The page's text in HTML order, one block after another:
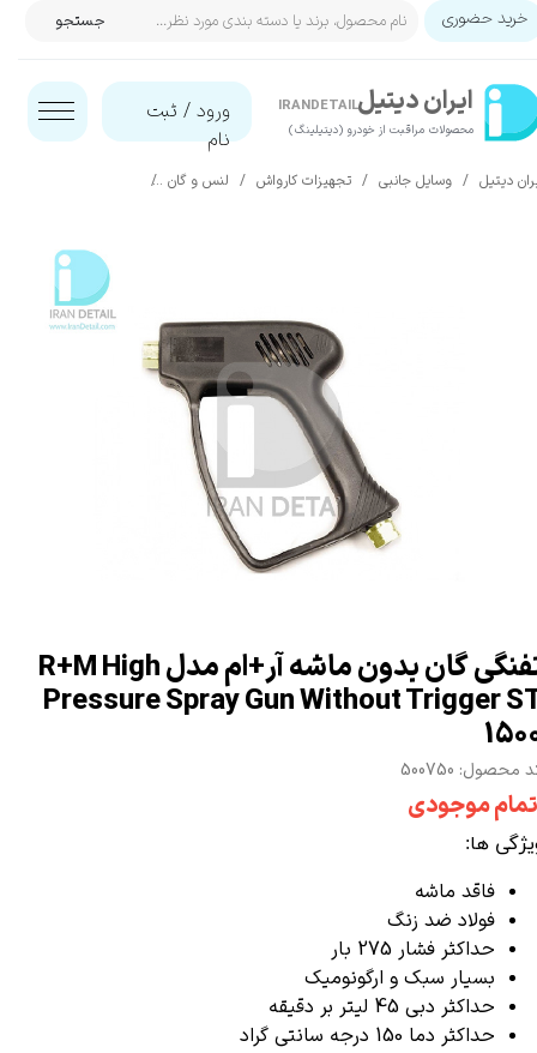
ایران‌ دیتیل
محصولات مراقبت از خودرو (دیتیلینگ)​​​​​​​
IRANDETAIL ورود / ثبت
نام
حساب کاربری من
تغییر گذر واژه
جستجو خرید حضوری
دیتیل وسایل جانبی تجهیزات کارواش لنس و گان
تفنگی گان بدون ماشه آر+ام مدل R+M High
Pressure Spray Gun Without Trigger
محصول: 500750
موجودی
ها:
فاقد ماشه
فولاد ضد زنگ
حداکثر فشار 275 بار
بسیار سبک و ارگونومیک
حداکثر دبی 45 لیتر بر دقیقه
حداکثر دما 150 درجه سانتی گراد